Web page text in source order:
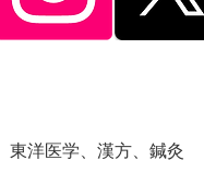
東洋医学、漢方、鍼灸